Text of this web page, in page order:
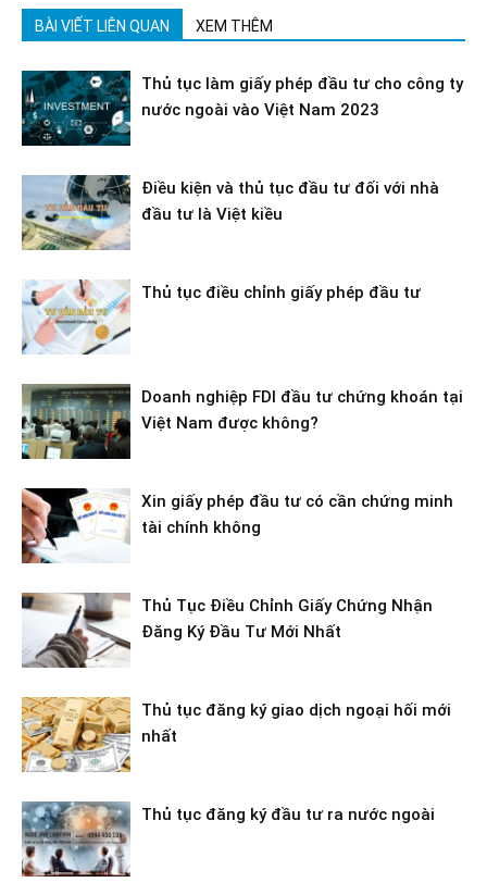
BÀI VIẾT LIÊN QUAN XEM THÊM
Thủ tục làm giấy phép đầu tư cho công ty
nước ngoài vào Việt Nam 2023
Điều kiện và thủ tục đầu tư đối với nhà
đầu tư là Việt kiều
Thủ tục điều chỉnh giấy phép đầu tư
Doanh nghiệp FDI đầu tư chứng khoán tại
Việt Nam được không?
Xin giấy phép đầu tư có cần chứng minh
tài chính không
Thủ Tục Điều Chỉnh Giấy Chứng Nhận
Đăng Ký Đầu Tư Mới Nhất
Thủ tục đăng ký giao dịch ngoại hối mới
nhất
Thủ tục đăng ký đầu tư ra nước ngoài